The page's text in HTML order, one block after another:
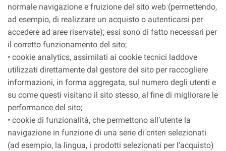
normale navigazione e fruizione del sito web (permettendo,
ad esempio, di realizzare un acquisto o autenticarsi per
accedere ad aree riservate); essi sono di fatto necessari per
il corretto funzionamento del sito;
• cookie analytics, assimilati ai cookie tecnici laddove
utilizzati direttamente dal gestore del sito per raccogliere
informazioni, in forma aggregata, sul numero degli utenti e
su come questi visitano il sito stesso, al fine di migliorare le
performance del sito;
• cookie di funzionalità, che permettono all’utente la
navigazione in funzione di una serie di criteri selezionati
(ad esempio, la lingua, i prodotti selezionati per l’acquisto)